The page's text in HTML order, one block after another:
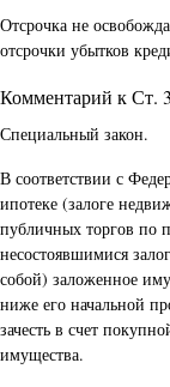
Отсрочка не
отсрочки убытков
Комментарий к Ст.
Специальный закон.
В соответствии с
ипотеке (залоге
публичных торгов по
несостоявшимися
собой) заложенное
ниже его начальной
зачесть в счет
имущества.